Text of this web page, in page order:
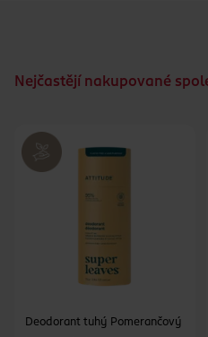
omyvatelné a šetrné k
bez vůně
lze prát při 30 °C
Nejčastějí nakupované
Deodorant tuhý Pomerančový